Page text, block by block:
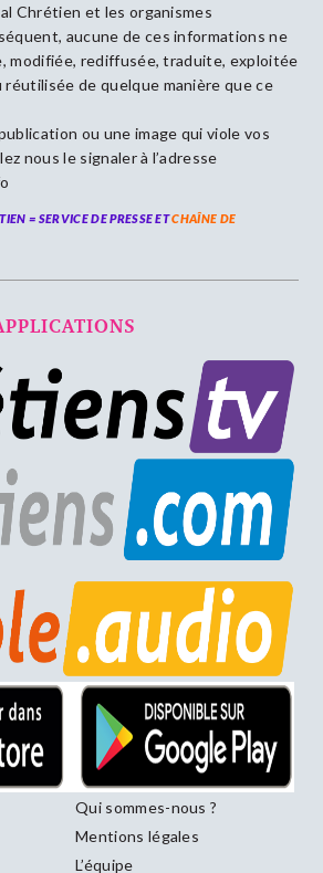
Chrétien et les organismes
aucune de ces informations ne
modifiée, rediffusée, traduite, exploitée
réutilisée de quelque manière que ce
ou une image qui viole vos
nous le signaler à l’adresse
= SERVICE DE PRESSE ETCHAÎNE DE
Qui sommes-nous ?
Mentions légales
L’équipe